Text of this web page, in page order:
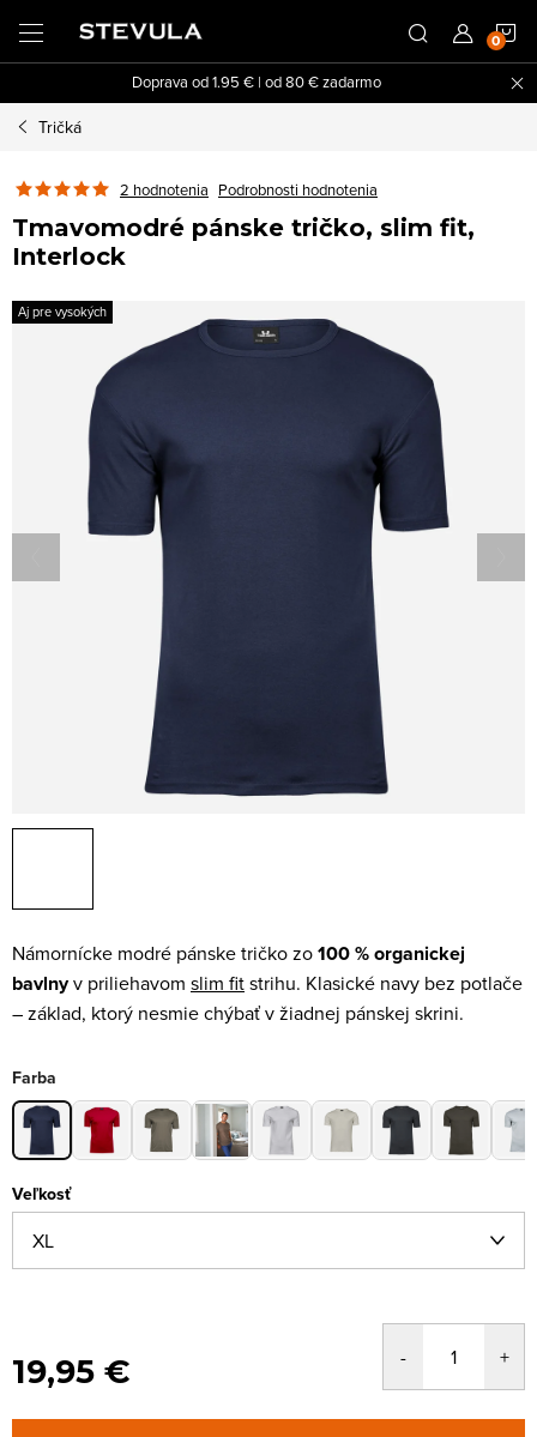
obsah
Doprava od 1.95 € | od 80 € zadarmo
Tričká
2 hodnotenia Podrobnosti hodnotenia
Tmavomodré pánske tričko, slim fit,
Interlock
Aj pre vysokých
Námornícke modré pánske tričko zo100 % organickej
bavlnyv priliehavom slim fitstrihu. Klasické navy bez potlače
– základ, ktorý nesmie chýbať v žiadnej pánskej skrini.
Farba
Veľkosť
19,95 €